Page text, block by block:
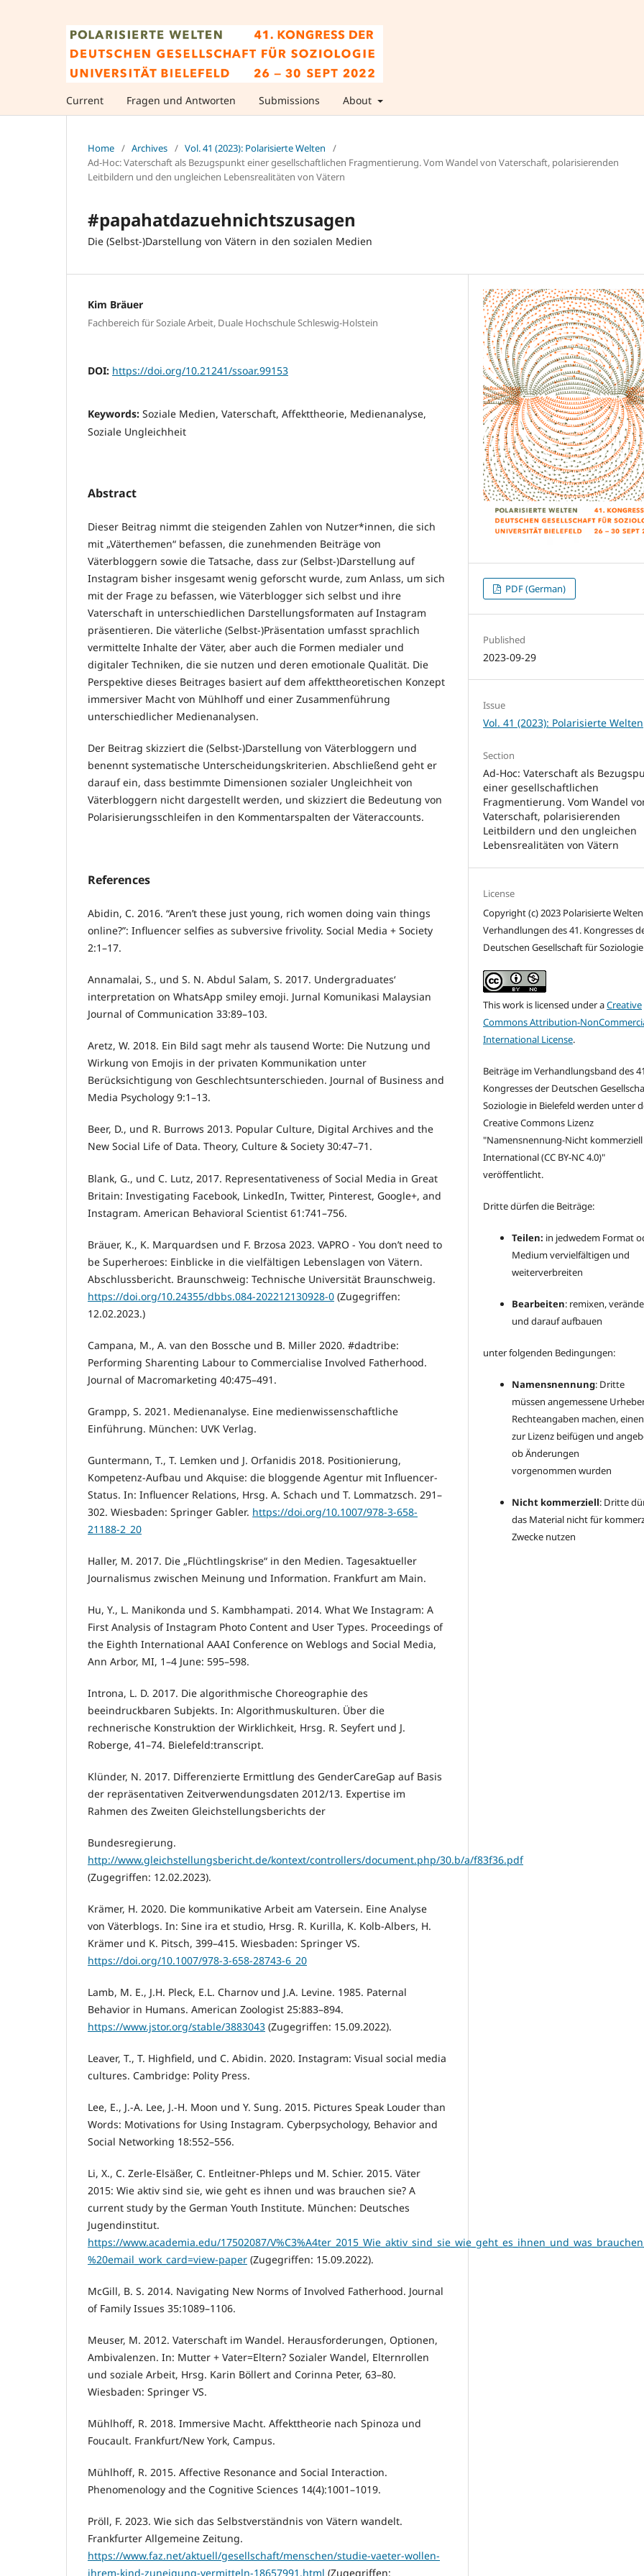
Current Fragen und Antworten Submissions About
Home / Archives / Vol. 41 (2023): Polarisierte Welten
/
Ad-Hoc: Vaterschaft als Bezugspunkt einer gesellschaftlichen Fragmentierung. Vom Wandel von Vaterschaft, polarisierenden
Leitbildern und den ungleichen Lebensrealitäten von Vätern
#papahatdazuehnichtszusagen
Die (Selbst-)Darstellung von Vätern in den sozialen Medien
Kim Bräuer
Fachbereich für Soziale Arbeit, Duale Hochschule Schleswig-Holstein
DOI: https://doi.org/10.21241/ssoar.99153
Keywords: Soziale Medien, Vaterschaft, Affekttheorie, Medienanalyse,
Soziale Ungleichheit
Abstract
Dieser Beitrag nimmt die steigenden Zahlen von Nutzer*innen, die sich
mit „Väterthemen“ befassen, die zunehmenden Beiträge von
Väterbloggern sowie die Tatsache, dass zur (Selbst-)Darstellung auf
Instagram bisher insgesamt wenig geforscht wurde, zum Anlass, um sich
mit der Frage zu befassen, wie Väterblogger sich selbst und ihre
Vaterschaft in unterschiedlichen Darstellungsformaten auf Instagram
präsentieren. Die väterliche (Selbst-)Präsentation umfasst sprachlich
vermittelte Inhalte der Väter, aber auch die Formen medialer und
digitaler Techniken, die sie nutzen und deren emotionale Qualität. Die
Perspektive dieses Beitrages basiert auf dem affekttheoretischen Konzept
immersiver Macht von Mühlhoff und einer Zusammenführung
unterschiedlicher Medienanalysen.
Der Beitrag skizziert die (Selbst-)Darstellung von Väterbloggern und
benennt systematische Unterscheidungskriterien. Abschließend geht er
darauf ein, dass bestimmte Dimensionen sozialer Ungleichheit von
Väterbloggern nicht dargestellt werden, und skizziert die Bedeutung von
Polarisierungsschleifen in den Kommentarspalten der Väteraccounts.
References
Abidin, C. 2016. “Aren’t these just young, rich women doing vain things
online?”: Influencer selfies as subversive frivolity. Social Media + Society
2:1–17.
Annamalai, S., und S. N. Abdul Salam, S. 2017. Undergraduates‘
interpretation on WhatsApp smiley emoji. Jurnal Komunikasi Malaysian
Journal of Communication 33:89–103.
Aretz, W. 2018. Ein Bild sagt mehr als tausend Worte: Die Nutzung und
Wirkung von Emojis in der privaten Kommunikation unter
Berücksichtigung von Geschlechtsunterschieden. Journal of Business and
Media Psychology 9:1–13.
Beer, D., und R. Burrows 2013. Popular Culture, Digital Archives and the
New Social Life of Data. Theory, Culture & Society 30:47–71.
Blank, G., und C. Lutz, 2017. Representativeness of Social Media in Great
Britain: Investigating Facebook, LinkedIn, Twitter, Pinterest, Google+, and
Instagram. American Behavioral Scientist 61:741–756.
Bräuer, K., K. Marquardsen und F. Brzosa 2023. VAPRO - You don’t need to
be Superheroes: Einblicke in die vielfältigen Lebenslagen von Vätern.
Abschlussbericht. Braunschweig: Technische Universität Braunschweig.
https://doi.org/10.24355/dbbs.084-202212130928-0 (Zugegriffen:
12.02.2023.)
Campana, M., A. van den Bossche und B. Miller 2020. #dadtribe:
Performing Sharenting Labour to Commercialise Involved Fatherhood.
Journal of Macromarketing 40:475–491.
Grampp, S. 2021. Medienanalyse. Eine medienwissenschaftliche
Einführung. München: UVK Verlag.
Guntermann, T., T. Lemken und J. Orfanidis 2018. Positionierung,
Kompetenz-Aufbau und Akquise: die bloggende Agentur mit Influencer-
Status. In: Influencer Relations, Hrsg. A. Schach und T. Lommatzsch. 291–
302. Wiesbaden: Springer Gabler. https://doi.org/10.1007/978-3-658-
21188-2_20
Haller, M. 2017. Die „Flüchtlingskrise“ in den Medien. Tagesaktueller
Journalismus zwischen Meinung und Information. Frankfurt am Main.
Hu, Y., L. Manikonda und S. Kambhampati. 2014. What We Instagram: A
First Analysis of Instagram Photo Content and User Types. Proceedings of
the Eighth International AAAI Conference on Weblogs and Social Media,
Ann Arbor, MI, 1–4 June: 595–598.
Introna, L. D. 2017. Die algorithmische Choreographie des
beeindruckbaren Subjekts. In: Algorithmuskulturen. Über die
rechnerische Konstruktion der Wirklichkeit, Hrsg. R. Seyfert und J.
Roberge, 41–74. Bielefeld:transcript.
Klünder, N. 2017. Differenzierte Ermittlung des GenderCareGap auf Basis
der repräsentativen Zeitverwendungsdaten 2012/13. Expertise im
Rahmen des Zweiten Gleichstellungsberichts der
Bundesregierung.
http://www.gleichstellungsbericht.de/kontext/controllers/document.php/30.b/a/f83f36.pdf
(Zugegriffen: 12.02.2023).
Krämer, H. 2020. Die kommunikative Arbeit am Vatersein. Eine Analyse
von Väterblogs. In: Sine ira et studio, Hrsg. R. Kurilla, K. Kolb-Albers, H.
Krämer und K. Pitsch, 399–415. Wiesbaden: Springer VS.
https://doi.org/10.1007/978-3-658-28743-6_20
Lamb, M. E., J.H. Pleck, E.L. Charnov und J.A. Levine. 1985. Paternal
Behavior in Humans. American Zoologist 25:883–894.
https://www.jstor.org/stable/3883043 (Zugegriffen: 15.09.2022).
Leaver, T., T. Highfield, und C. Abidin. 2020. Instagram: Visual social media
cultures. Cambridge: Polity Press.
Lee, E., J.-A. Lee, J.-H. Moon und Y. Sung. 2015. Pictures Speak Louder than
Words: Motivations for Using Instagram. Cyberpsychology, Behavior and
Social Networking 18:552–556.
Li, X., C. Zerle-Elsäßer, C. Entleitner-Phleps und M. Schier. 2015. Väter
2015: Wie aktiv sind sie, wie geht es ihnen und was brauchen sie? A
current study by the German Youth Institute. München: Deutsches
Jugendinstitut.
https://www.academia.edu/17502087/
%20email_work_card=view-paper (Zugegriffen: 15.09.2022).
McGill, B. S. 2014. Navigating New Norms of Involved Fatherhood. Journal
of Family Issues 35:1089–1106.
Meuser, M. 2012. Vaterschaft im Wandel. Herausforderungen, Optionen,
Ambivalenzen. In: Mutter + Vater=Eltern? Sozialer Wandel, Elternrollen
und soziale Arbeit, Hrsg. Karin Böllert and Corinna Peter, 63–80.
Wiesbaden: Springer VS.
Mühlhoff, R. 2018. Immersive Macht. Affekttheorie nach Spinoza und
Foucault. Frankfurt/New York, Campus.
Mühlhoff, R. 2015. Affective Resonance and Social Interaction.
Phenomenology and the Cognitive Sciences 14(4):1001–1019.
Pröll, F. 2023. Wie sich das Selbstverständnis von Vätern wandelt.
Frankfurter Allgemeine Zeitung.
https://www.faz.net/aktuell/gesellschaft/menschen/studie-vaeter-wollen-
ihrem-kind-zuneigung-vermitteln-18657991.html (Zugegriffen:
PDF (German)
Published
2023-09-29
Issue
Vol. 41 (2023): Polarisierte Welten
Section
Ad-Hoc: Vaterschaft als
einer gesellschaftlichen
Fragmentierung. Vom Wandel
Vaterschaft, polarisierenden
Leitbildern und den ungleichen
Lebensrealitäten von Vätern
License
Copyright (c) 2023 Polarisierte
Verhandlungen des 41. Kongresses
Deutschen Gesellschaft für
This work is licensed under aCreative
Commons Attribution-
International License.
Beiträge im Verhandlungsband des
Kongresses der Deutschen
Soziologie in Bielefeld werden unter
Creative Commons Lizenz
"Namensnennung-Nicht kommerziell
International(CC BY-NC 4.0)"
veröffentlicht.
Dritte dürfen die Beiträge:
Teilen: in jedwedem Format
Medium vervielfältigen und
weiterverbreiten
Bearbeiten: remixen,
und darauf aufbauen
unter folgenden Bedingungen:
Namensnennung: Dritte
müssen angemessene
Rechteangaben machen,
zur Lizenz beifügen und
ob Änderungen
vorgenommen wurden
Nicht kommerziell: Dritte
das Material nicht für
Zwecke nutzen